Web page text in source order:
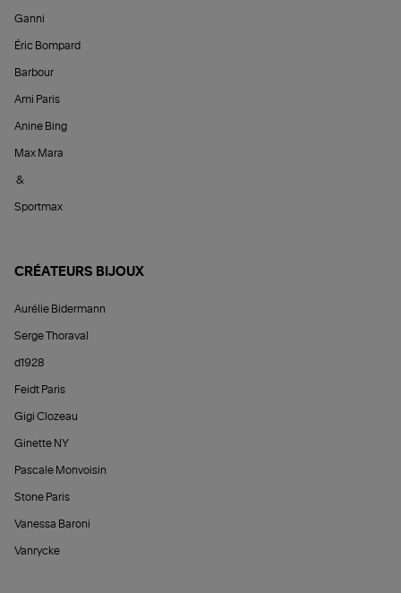
Ganni
Éric Bompard
Barbour
Ami Paris
Anine Bing
Max Mara
&
Sportmax
CRÉATEURS BIJOUX
Aurélie Bidermann
Serge Thoraval
d1928
Feidt Paris
Gigi Clozeau
Ginette NY
Pascale Monvoisin
Stone Paris
Vanessa Baroni
Vanrycke